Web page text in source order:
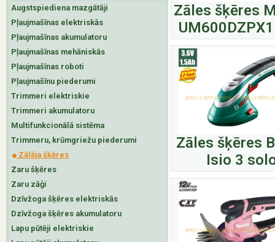
Augstspiediena mazgātāji
Pļaujmašīnas elektriskās
Pļaujmašīnas akumulatoru
Pļaujmašīnas mehāniskās
Pļaujmašīnas roboti
Pļaujmašīnu piederumi
Trimmeri elektriskie
Trimmeri akumulatoru
Multifunkcionālā sistēma
Trimmeru, krūmgriežu piederumi
Zālāja šķēres
Zaru šķēres
Zaru zāģi
Dzīvžoga šķēres elektriskās
Dzīvžoga šķēres akumulatoru
Lapu pūtēji elektriskie
Zāles šķēres
Zāles šķēres
Isio 3